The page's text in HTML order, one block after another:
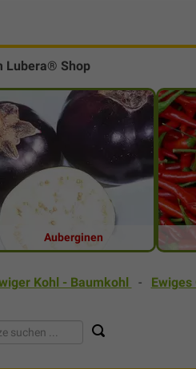
Lubera® Shop
Auberginen
Kohl - Baumkohl -